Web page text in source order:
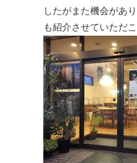
したがまた機会があ
も紹介させていただ